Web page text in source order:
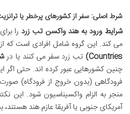
شرط اصلی: سفر از کشورهای پرخطر یا
شرایط ورود به هند واکسن تب زرد را
می کند. این گروه شامل افرادی است که
Countries) تب زرد سفر می کنند یا در
چنین کشورهایی عبور کرده اند. حتی اگر
فرودگاهی (بدون خروج از فرودگاه)
منجر به الزام واکسیناسیون شود. این
آمریکای جنوبی یا آفریقا عازم هند